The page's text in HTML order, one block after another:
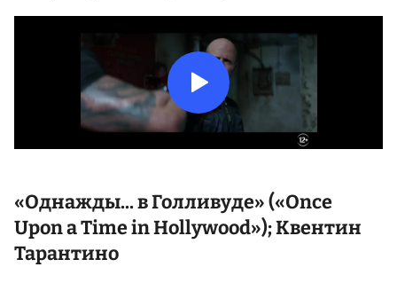
«Однажды... в Голливуде» («Once
Upon a Time in Hollywood»); Квентин
Тарантино